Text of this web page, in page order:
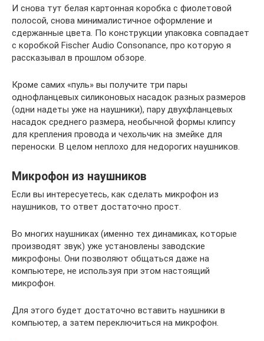
И снова тут белая картонная коробка с фиолетовой
полосой, снова минималистичное оформление и
сдержанные цвета. По конструкции упаковка совпадает
с коробкой Fischer Audio Consonance, про которую я
рассказывал в прошлом обзоре.
Кроме самих «пуль» вы получите три пары
однофланцевых силиконовых насадок разных размеров
(одни надеты уже на наушники), пару двухфланцевых
насадок среднего размера, необычной формы клипсу
для крепления провода и чехольчик на змейке для
переноски. В целом неплохо для недорогих наушников.
Микрофон из наушников
Если вы интересуетесь, как сделать микрофон из
наушников, то ответ достаточно прост.
Во многих наушниках (именно тех динамиках, которые
производят звук) уже установлены заводские
микрофоны. Они позволяют общаться даже на
компьютере, не используя при этом настоящий
микрофон.
Для этого будет достаточно вставить наушники в
компьютер, а затем переключиться на микрофон.